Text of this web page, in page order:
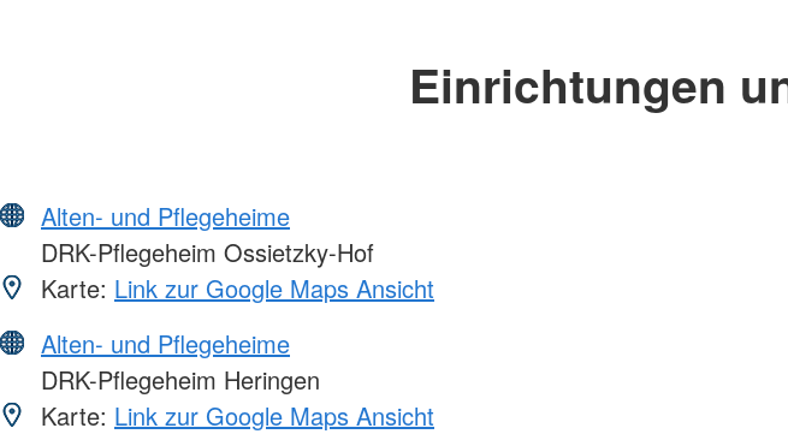
Einrichtungen
Alten- und Pflegeheime
DRK-Pflegeheim Ossietzky-Hof
Karte: Link zur Google Maps Ansicht
Alten- und Pflegeheime
DRK-Pflegeheim Heringen
Karte: Link zur Google Maps Ansicht